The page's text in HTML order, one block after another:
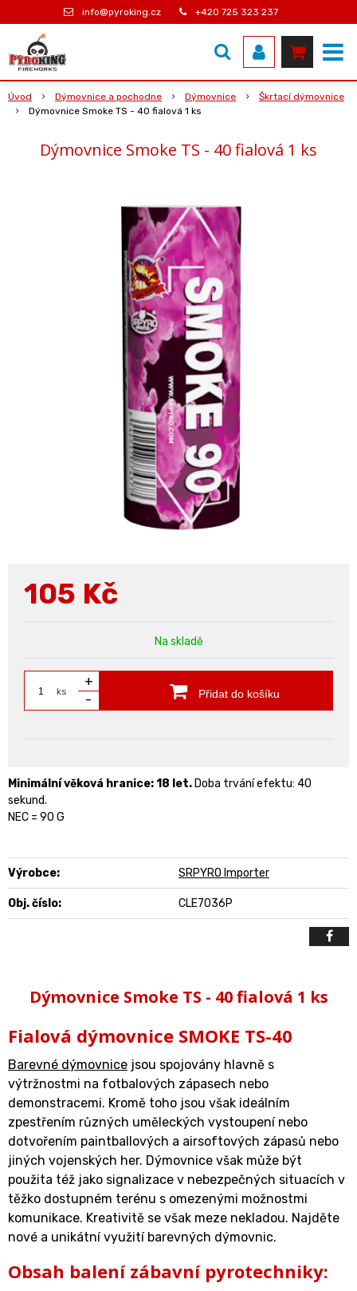
info@pyroking.cz +420 725 323 237
Úvod Dýmovnice a pochodne Dýmovnice
Škrtací dýmovnice
Dýmovnice Smoke TS - 40 fialová 1 ks
Dýmovnice Smoke TS - 40 fialová 1 ks
105 Kč
Na skladě
ks
+
-
Přidat do košíku
Minimální věková hranice: 18 let. Doba trvání efektu: 40
sekund.
NEC = 90 G
Výrobce: SRPYRO Importer
Obj. číslo: CLE7036P
Dýmovnice Smoke TS - 40 fialová 1 ks
Fialová dýmovnice SMOKE TS-40
Barevné dýmovnice jsou spojovány hlavně s
výtržnostmi na fotbalových zápasech nebo
demonstracemi. Kromě toho jsou však ideálním
zpestřením různých uměleckých vystoupení nebo
dotvořením paintballových a airsoftových zápasů nebo
jiných vojenských her. Dýmovnice však může být
použita též jako signalizace v nebezpečných situacích v
těžko dostupném terénu s omezenými možnostmi
komunikace. Kreativitě se však meze nekladou. Najděte
nové a unikátní využití barevných dýmovnic.
Obsah balení zábavní pyrotechniky: